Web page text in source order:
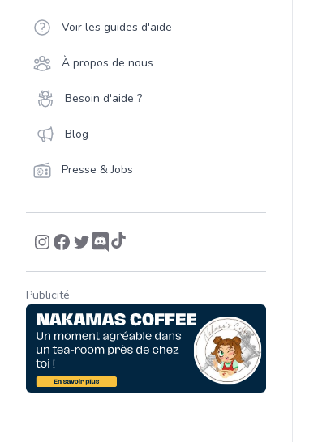
Voir les guides d'aide
À propos de nous
Besoin d'aide ?
Blog
Presse & Jobs
Publicité